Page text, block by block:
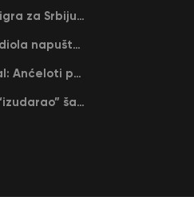
Zašto Rade Krunić ne igra za Srbiju? “Iako su mi obećali, niko me nije zvao…”
Kraj jedne ere – Gvardiola napušta Siti na kraju sezone, menja ga njegov nekadašnji rival
Nejmar ide na Mundijal: Anćeloti pročitao njegovo ime, Brazil u delirijumu (VIDEO)
Strašni Vembanjama “izudarao” šampiona za brejk: San Antonio poveo protiv Oklahome